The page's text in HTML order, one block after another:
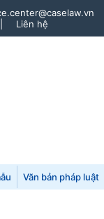
Liên hệ
Văn bản pháp luật